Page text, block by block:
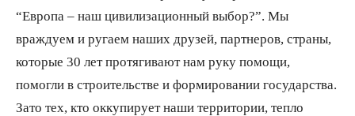
“Европа – наш цивилизационный выбор?”. Мы
враждуем и ругаем наших друзей, партнеров, страны,
которые 30 лет протягивают нам руку помощи,
помогли в строительстве и формировании государства.
Зато тех, кто оккупирует наши территории, тепло